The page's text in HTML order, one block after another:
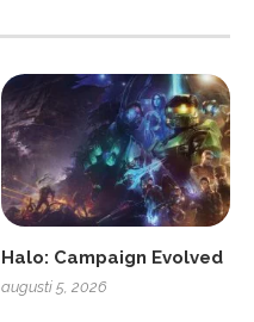
Halo: Campaign Evolved
augusti 5, 2026